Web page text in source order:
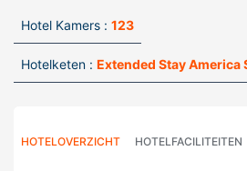
Hotel Kamers : 123
Hotelketen : Extended Stay America
HOTELOVERZICHT HOTELFACILITEITEN